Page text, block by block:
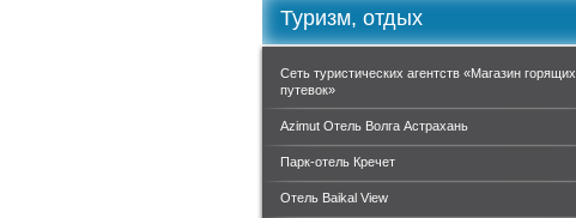
Туризм, отдых
Сеть туристических агентств «Магазин горящих
путевок»
Azimut Отель Волга Астрахань
Парк-отель Кречет
Отель Baikal View